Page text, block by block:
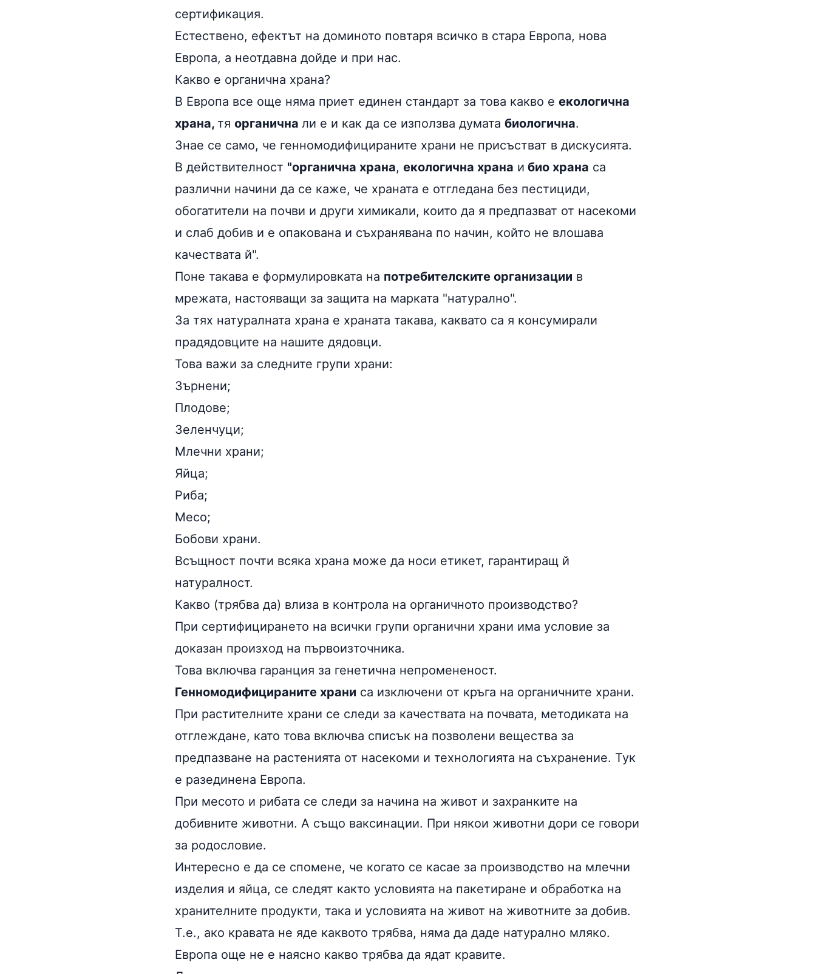
сертификация.
Естествено, ефектът на доминото повтаря всичко в стара Европа, нова
Европа, а неотдавна дойде и при нас.
Какво е органична храна?
В Европа все още няма приет единен стандарт за това какво е екологична
храна, тя органична ли е и как да се използва думата биологична.
Знае се само, че генномодифицираните храни не присъстват в дискусията.
В действителност "органична храна, екологична храна и био храна са
различни начини да се каже, че храната е отгледана без пестициди,
обогатители на почви и други химикали, които да я предпазват от насекоми
и слаб добив и е опакована и съхранявана по начин, който не влошава
качествата й".
Поне такава е формулировката на потребителските организации в
мрежата, настояващи за защита на марката "натурално".
За тях натуралната храна е храната такава, каквато са я консумирали
прадядовците на нашите дядовци.
Това важи за следните групи храни:
Зърнени;
Плодове;
Зеленчуци;
Млечни храни;
Яйца;
Риба;
Месо;
Бобови храни.
Всъщност почти всяка храна може да носи етикет, гарантиращ й
натуралност.
Какво (трябва да) влиза в контрола на органичното производство?
При сертифицирането на всички групи органични храни има условие за
доказан произход на първоизточника.
Това включва гаранция за генетична непромененост.
Генномодифицираните храни са изключени от кръга на органичните храни.
При растителните храни се следи за качествата на почвата, методиката на
отглеждане, като това включва списък на позволени вещества за
предпазване на растенията от насекоми и технологията на съхранение. Тук
е разединена Европа.
При месото и рибата се следи за начина на живот и захранките на
добивните животни. А също ваксинации. При някои животни дори се говори
за родословие.
Интересно е да се спомене, че когато се касае за производство на млечни
изделия и яйца, се следят както условията на пакетиране и обработка на
хранителните продукти, така и условията на живот на животните за добив.
Т.е., ако кравата не яде каквото трябва, няма да даде натурално мляко.
Европа още не е наясно какво трябва да ядат кравите.